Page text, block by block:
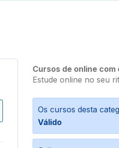
Cursos de online
Estude online no seu
Os cursos desta
Válido